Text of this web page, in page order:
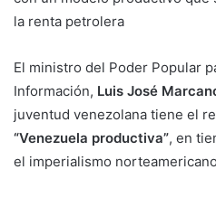
la renta petrolera
El ministro del Poder Popular
Información, Luis José
juventud venezolana tiene el
“Venezuela productiva”, en
el imperialismo